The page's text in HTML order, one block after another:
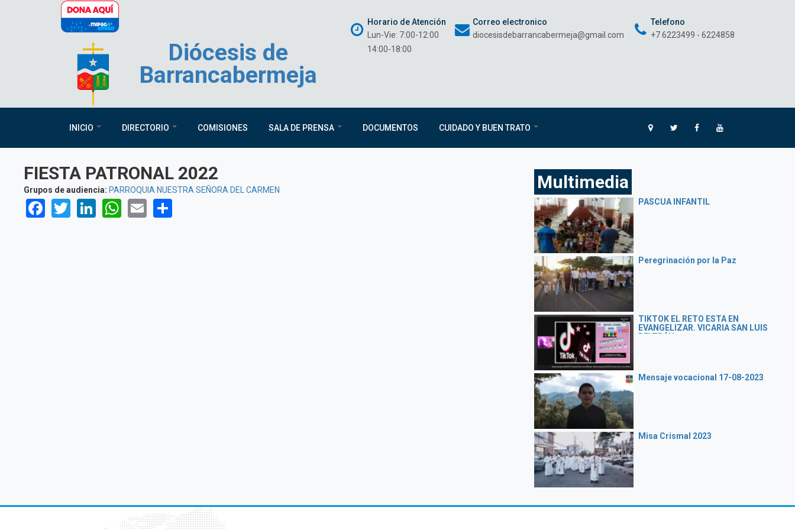
Pasar al contenido principal
Diócesis de
Barrancabermeja
Horario de Atención
Lun-Vie: 7:00-12:00
14:00-18:00
Correo electronico
diocesisdebarrancabermeja@gmail.com
Telefono
+7 6223499 - 6224858
INICIO DIRECTORIO COMISIONES SALA DE PRENSA DOCUMENTOS CUIDADO Y BUEN TRATO
FIESTA PATRONAL 2022
Grupos de audiencia: PARROQUIA NUESTRA SEÑORA DEL CARMEN
Facebook
TwitterLinkedIn
WhatsApp
Email
Multimedia
PASCUA INFANTIL
Peregrinación por la Paz
TIKTOK EL RETO ESTÁ EN
EVANGELIZAR. VICARIA SAN LUIS
BELTRÁN
Mensaje vocacional 17-08-2023
Misa Crismal 2023